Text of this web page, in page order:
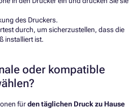
des Druckers.
durch, um sicherzustellen, dass die
installiert ist.
oder kompatible
fürden täglichen Druck zu Hause